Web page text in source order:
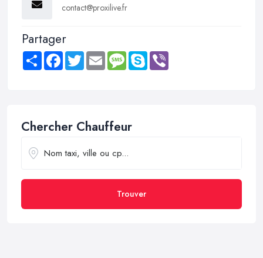
contact@proxilive.fr
Partager
Share FacebookTwitter Email MessageSkype
Chercher Chauffeur
Trouver